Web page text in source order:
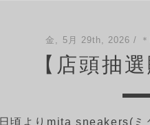
金, 5月 29th, 2026 /
【店頭抽
日頃よりmita sneakers(ミ